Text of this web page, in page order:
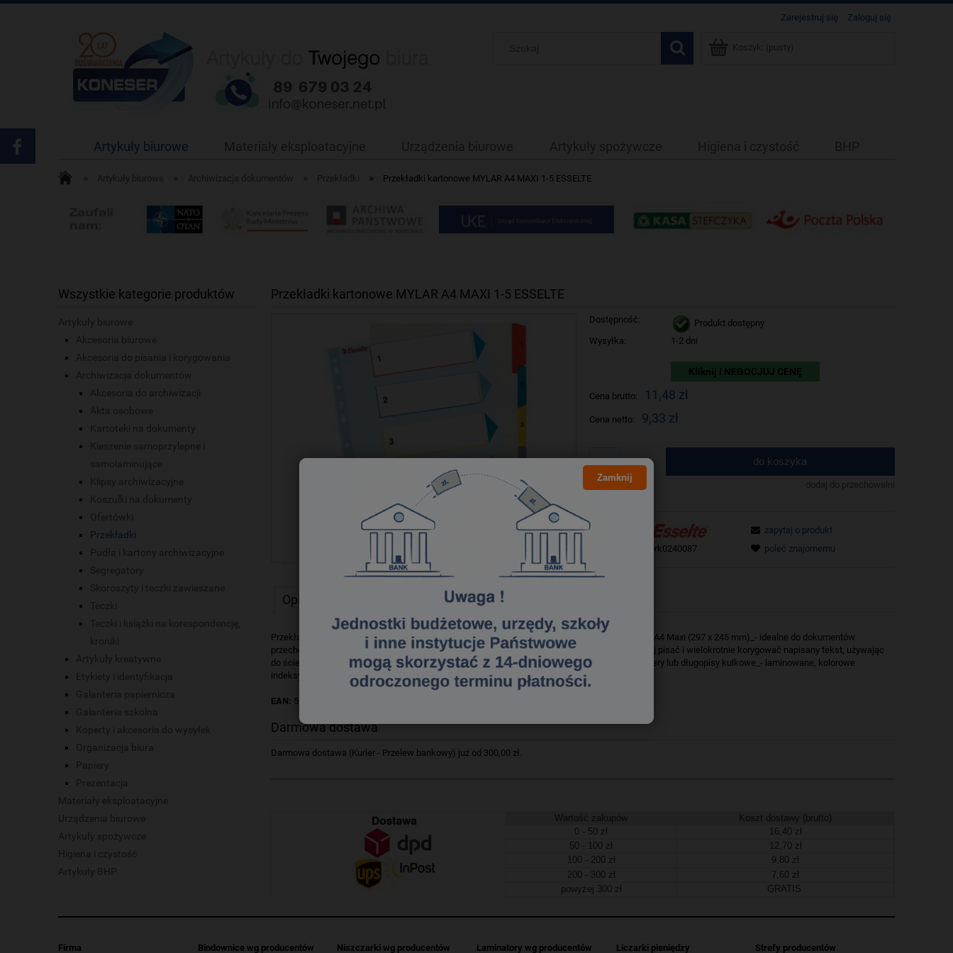
Zarejestruj się Zaloguj się
Koszyk: (pusty)
Artykuły biurowe Materiały eksploatacyjne Urządzenia biurowe Artykuły spożywcze Higiena i czystość BHP
Artykuły biurowe Archiwizacja dokumentów Przekładki » Przekładki kartonowe MYLAR A4 MAXI 1-5 ESSELTE
Wszystkie kategorie produktów
Artykuły biurowe
Akcesoria biurowe
Akcesoria do pisania i korygowania
Archiwizacja dokumentów
Akcesoria do archiwizacji
Akta osobowe
Kartoteki na dokumenty
Kieszenie samoprzylepne i
samolaminujące
Klipsy archiwizacyjne
Koszulki na dokumenty
Ofertówki
Przekładki
Pudła i kartony archiwizacyjne
Segregatory
Skoroszyty i teczki zawieszane
Teczki
Teczki i książki na korespondencję,
kroniki
Artykuły kreatywne
Etykiety i identyfikacja
Galanteria papiernicza
Galanteria szkolna
Koperty i akcesoria do wysyłek
Organizacja biura
Papiery
Prezentacja
Materiały eksploatacyjne
Urządzenia biurowe
Artykuły spożywcze
Higiena i czystość
Artykuły BHP
Przekładki kartonowe MYLAR A4 MAXI 1-5 ESSELTE
Dostępność:
Produkt dostępny
Wysyłka:
1-2 dni
Kliknij i NEGOCJUJ CENĘ
Cena brutto: 11,48 zł
Cena netto: 9,33 zł
do koszyka
dodaj do przechowalni
Producent:
prk0240087
zapytaj o produkt
poleć znajomemu
Opis
Przekładki Esselte z kartą do wielokrotnego opisu_- przekładki kartonowe MYLAR_- w formacie A4 Maxi (297 x 245 mm)_- idealne do dokumentów
przechowywanych w koszulkach_- laminowana z dwóch stron karta informacyjna, można po niej pisać i wielokrotnie korygować napisany tekst, używając
do ścierania tekstu plastikowej gumki_- do opisywania zalecane permanentne cienkopisy, markery lub długopisy kulkowe_- laminowane, kolorowe
indeksy_- jednostka sprzedaży 1 komplet
EAN: 5902812002072
Darmowa dostawa
Darmowa dostawa (Kurier - Przelew bankowy) już od 300,00 zł.
Wartość zakupów
Koszt dostawy (brutto)
0 - 50 zł
16,40 zł
50 - 100 zł
12,70 zł
100 - 200 zł
9,80 zł
200 - 300 zł
7,60 zł
powyżej 300 zł
GRATIS
Firma Bindownice wg producentów Niszczarki wg producentów Laminatory wg producentów Liczarki pieniędzy Strefy producentów
Zamknij